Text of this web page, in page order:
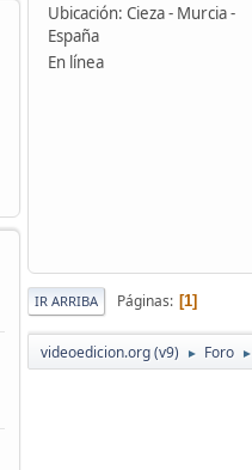
Ubicación: Cieza - Murcia -
España
En línea
IR ARRIBA Páginas 1
videoedicion.org (v9) ► Foro ►